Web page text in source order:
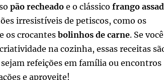
pão recheadoe o clássico frango
irresistíveis de petiscos, como os
e os crocantes bolinhos de carne. Se você
na cozinha, essas receitas
refeições em família ou encontros
e aproveite!